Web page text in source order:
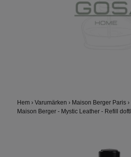
Hem › Varumärken › Maison Berger Paris ›
Maison Berger - Mystic Leather - Refill